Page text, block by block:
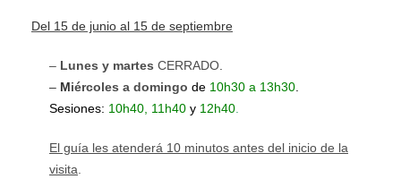
Del 15 de junio al 15 de septiembre
– Lunes y martes CERRADO
– Miércoles a domingo de 10h30 a 13h30
Sesiones: 10h40, 11h40 y 12h40
El guía les atenderá 10 minutos antes del inicio de la
visita